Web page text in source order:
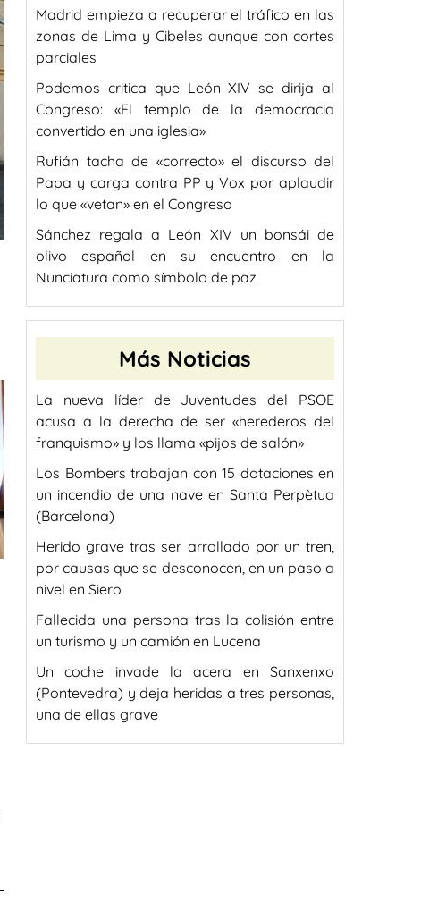
Madrid empieza a recuperar el tráfico en las
zonas de Lima y Cibeles aunque con cortes
parciales
Podemos critica que León XIV se dirija al
Congreso: «El templo de la democracia
convertido en una iglesia»
Rufián tacha de «correcto» el discurso del
Papa y carga contra PP y Vox por aplaudir
lo que «vetan» en el Congreso
Sánchez regala a León XIV un bonsái de
olivo español en su encuentro en la
Nunciatura como símbolo de paz
Más Noticias
La nueva líder de Juventudes del PSOE
acusa a la derecha de ser «herederos del
franquismo» y los llama «pijos de salón»
Los Bombers trabajan con 15 dotaciones en
un incendio de una nave en Santa Perpètua
(Barcelona)
Herido grave tras ser arrollado por un tren,
por causas que se desconocen, en un paso a
nivel en Siero
Fallecida una persona tras la colisión entre
un turismo y un camión en Lucena
Un coche invade la acera en Sanxenxo
(Pontevedra) y deja heridas a tres personas,
una de ellas grave